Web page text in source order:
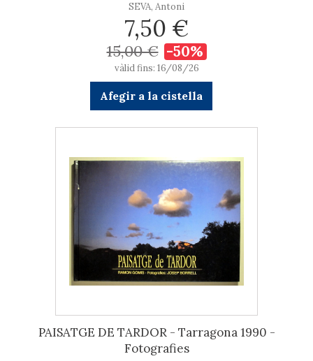
SEVA, Antoni
7,50 €
15,00 € -50%
vàlid fins: 16/08/26
Afegir a la cistella
PAISATGE DE TARDOR - Tarragona 1990 -
Fotografies